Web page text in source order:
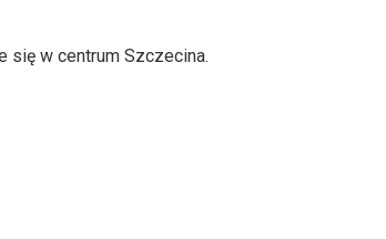
się w centrum Szczecina.